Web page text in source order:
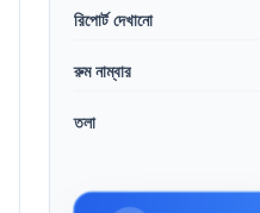
রিপোর্ট দেখানো
রুম নাম্বার
তলা